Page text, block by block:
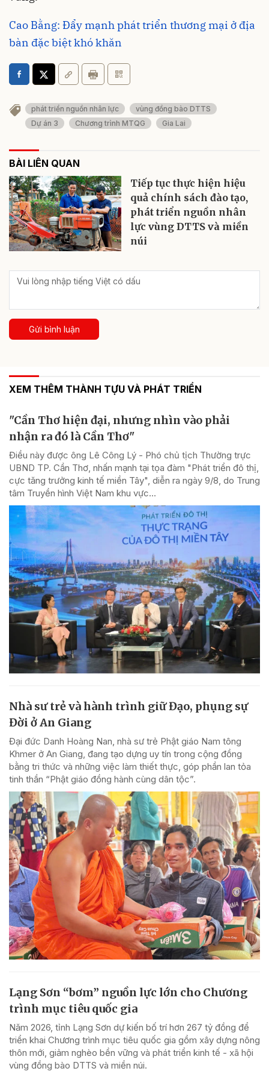
Cao Bằng: Đẩy mạnh phát triển thương mại ở địa
bàn đặc biệt khó khăn
phát triển nguồn nhân lực
vùng đồng bào DTTS
Dự án 3
Chương trình MTQG Gia Lai
BÀI LIÊN QUAN
Tiếp tục thực hiện hiệu
quả chính sách đào tạo,
phát triển nguồn nhân
lực vùng DTTS và miền
núi
Gửi bình luận
XEM THÊM THÀNH TỰU VÀ PHÁT TRIỂN
"Cần Thơ hiện đại, nhưng nhìn vào phải
nhận ra đó là Cần Thơ"
Điều này được ông Lê Công Lý - Phó chủ tịch Thường trực
UBND TP. Cần Thơ, nhấn mạnh tại tọa đàm "Phát triển đô thị,
cực tăng trưởng kinh tế miền Tây", diễn ra ngày 9/8, do Trung
tâm Truyền hình Việt Nam khu vực...
Nhà sư trẻ và hành trình giữ Đạo, phụng sự
Đời ở An Giang
Đại đức Danh Hoàng Nan, nhà sư trẻ Phật giáo Nam tông
Khmer ở An Giang, đang tạo dựng uy tín trong cộng đồng
bằng tri thức và những việc làm thiết thực, góp phần lan tỏa
tinh thần “Phật giáo đồng hành cùng dân tộc”.
Lạng Sơn “bơm” nguồn lực lớn cho Chương
trình mục tiêu quốc gia
Năm 2026, tỉnh Lạng Sơn dự kiến bố trí hơn 267 tỷ đồng để
triển khai Chương trình mục tiêu quốc gia gồm xây dựng nông
thôn mới, giảm nghèo bền vững và phát triển kinh tế - xã hội
vùng đồng bào DTTS và miền núi.